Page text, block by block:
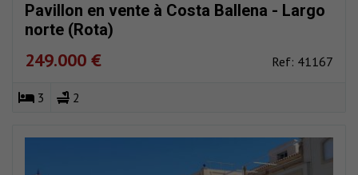
Pavillon en vente à Costa Ballena - Largo
norte (Rota)
249.000 € Ref: 41167
3 2